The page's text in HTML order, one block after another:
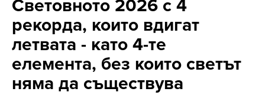
Световното 2026 с 4
рекорда, които вдигат
летвата - като 4-те
елемента, без които светът
няма да съществува